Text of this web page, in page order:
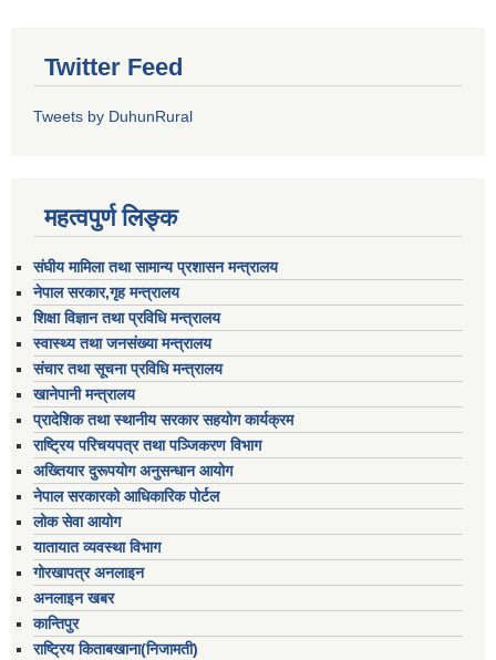
Twitter Feed
Tweets by DuhunRural
महत्वपुर्ण लिङ्क
संघीय मामिला तथा सामान्य प्रशासन मन्त्रालय
नेपाल सरकार,गृह मन्त्रालय
शिक्षा विज्ञान तथा प्रविधि मन्त्रालय
स्वास्थ्य तथा जनसंख्या मन्त्रालय
संचार तथा सूचना प्रविधि मन्त्रालय
खानेपानी मन्त्रालय
प्रादेशिक तथा स्थानीय सरकार सहयोग कार्यक्रम
राष्ट्रिय परिचयपत्र तथा पञ्जिकरण विभाग
अख्तियार दुरूपयोग अनुसन्धान आयोग
नेपाल सरकारको आधिकारिक पोर्टल
लोक सेवा आयोग
यातायात व्यवस्था विभाग
गोरखापत्र अनलाइन
अनलाइन खबर
कान्तिपुर
राष्ट्रिय किताबखाना(निजामती)